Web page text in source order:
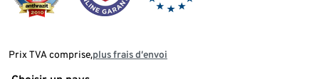
Prix TVA comprise,plus frais d‘envoi